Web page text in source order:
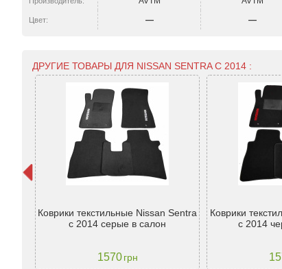
Цвет: — —
ДРУГИЕ ТОВАРЫ ДЛЯ NISSAN SENTRA С 2014 :
Коврики текстильные Nissan Sentra
с 2014 серые в салон
1570 грн
Коврики
с 2014